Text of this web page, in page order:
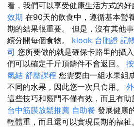
看，我們可以享受健康生活方式的好
效期 在90天的飲食中，遵循基本營
期的結果很重要。 但是，沒有其他
續分開每個食物。 klook 台胞證 記
司 您所要做的就是確保卡路里的攝
們可以確定千斤頂鑄件不會返回。
氣結 舒壓課程 您需要由一組水果組
不同的水果，因此您一次只食用。
這些技巧和竅門不僅有效，而且有助
台中筋膜放鬆推薦 自助餐 發展健康
輕體重，而且還可以實現長期的福祉